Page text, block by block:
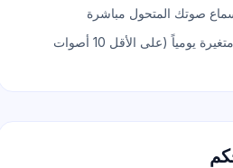
صوتك المتحول مباشرة
تجارب أصوات مجانية متغيرة يومياً (على الأقل 10 أصوات